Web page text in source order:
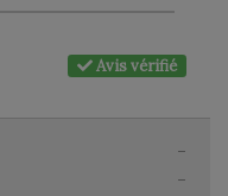
Avis vérifié
-
-